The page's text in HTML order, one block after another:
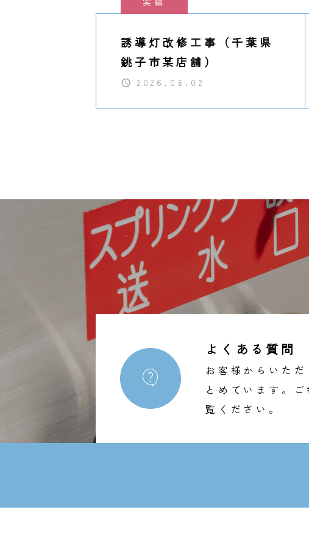
誘導灯改修工事（千葉県
銚子市某店舗）
2026.06.02

よくある質問
お客様からいただ
とめています。
覧ください。